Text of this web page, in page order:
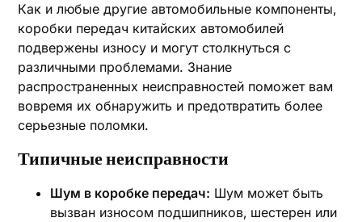
Как и любые другие автомобильные компоненты‚
коробки передач китайских автомобилей
подвержены износу и могут столкнуться с
различными проблемами. Знание
распространенных неисправностей поможет вам
вовремя их обнаружить и предотвратить более
серьезные поломки.
Типичные неисправности
Шум в коробке передач: Шум может быть
вызван износом подшипников‚ шестерен или